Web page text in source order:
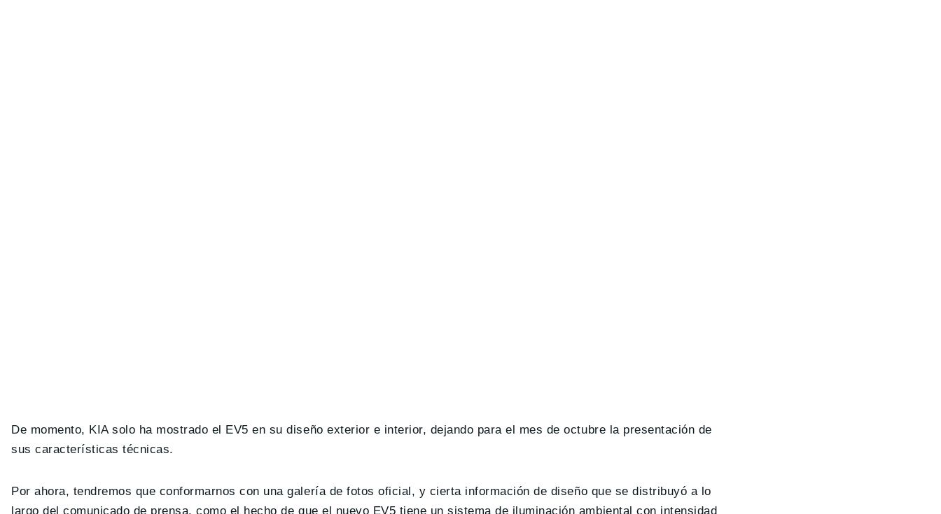
De momento, KIA solo ha mostrado el EV5 en su diseño exterior e interior, dejando para el mes de octubre la presentación de
sus características técnicas.
Por ahora, tendremos que conformarnos con una galería de fotos oficial, y cierta información de diseño que se distribuyó a lo
largo del comunicado de prensa, como el hecho de que el nuevo EV5 tiene un sistema de iluminación ambiental con intensidad